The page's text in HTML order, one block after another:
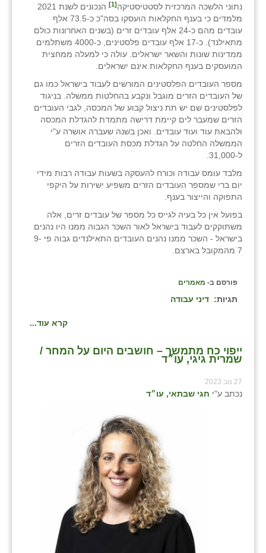
נתוני הלשכה המרכזית לסטטיסטיקה[1]
הנכונים לשנת 2021
מלמדים כי בענף החקלאות הועסקו בסה"כ כ-73.5 אלף
עובדים מהם כ-24 אלף עובדים זרים (בשנים האחרונות כולם
מתאילנד). כ-17 אלף עובדים פלסטינים, כ-4000 משתלמים
ממדינות שונות והשאר ישראלים. עולה כי למעלה ממחצית
המועסקים בענף החקלאות אינם ישראלים.
מספר העובדים הפלסטינים המורשים לעבוד בישראל כמו גם
של העובדים הזרים מוגבל ונקבע בהחלטות ממשלה. בניגוד
לפלסטינים שם יש תת ניצול קבוע של המכסה, לגבי העובדים
הזרים שמעבר לים קיימת דרישה מתמדת להגדלת המכסה
ולהבאת עוד ועוד עובדים. ואכן בשנה שעברה אושרה ע"י
הממשלה החלטה על הגדלת מכסת העובדים הזרים
ל-31,000.
מלבד עומס עבודה וכורח להעסקה בשעות עבודה רבות מידי
יום ברי שמספר העובדים הזרים משפיע ישירות על היקפי
התפוקה והייצור בענף.
בפועל אין כל בעיה לגייס כל מספר של עובדים זרים, אלה
משתוקקים לעבוד בישראל לאור השכר הגבוה ממנו היו נהנים
בישראל - השכר ממנו נהנים העובדים התאילנדים גבוה פי 9-
7 מהמקובל בארצם.
פורסם ב- מאמרים
תגיות: דיני עבודה
קרא עוד...
ייפוי כח מתמשך – חושבים היום על המחר /
שמרית גיגי, עו״ד
27 נוב 2023
נכתב ע"י חגי שבתאי, עו״ד